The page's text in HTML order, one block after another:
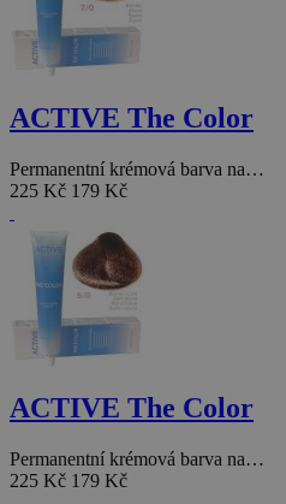
ACTIVE The Color
Permanentní krémová barva na…
225 Kč 179 Kč
ACTIVE The Color
Permanentní krémová barva na…
225 Kč 179 Kč